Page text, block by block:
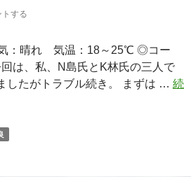
トする
：晴れ 気温：18～25℃ ◎コー
は、私、N島氏とK林氏の三人で
したがトラブル続き。 まずは … 続